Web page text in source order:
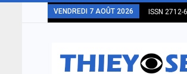
VENDREDI 7 AOÛT 2026 ISSN 2712-